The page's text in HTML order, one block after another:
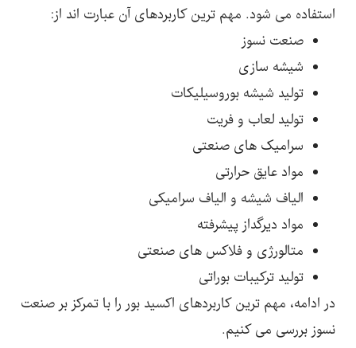
استفاده می شود. مهم ترین کاربردهای آن عبارت اند از:
صنعت نسوز
شیشه سازی
تولید شیشه بوروسیلیکات
تولید لعاب و فریت
سرامیک های صنعتی
مواد عایق حرارتی
الیاف شیشه و الیاف سرامیکی
مواد دیرگداز پیشرفته
متالورژی و فلاکس های صنعتی
تولید ترکیبات بوراتی
در ادامه، مهم ترین کاربردهای اکسید بور را با تمرکز بر صنعت
نسوز بررسی می کنیم.